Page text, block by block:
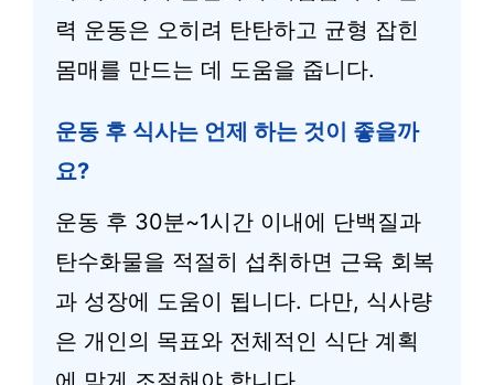
력 운동은 오히려 탄탄하고 균형 잡힌
몸매를 만드는 데 도움을 줍니다.
운동 후 식사는 언제 하는 것이 좋을까
요?
운동 후 30분~1시간 이내에 단백질과
탄수화물을 적절히 섭취하면 근육 회복
과 성장에 도움이 됩니다. 다만, 식사량
은 개인의 목표와 전체적인 식단 계획